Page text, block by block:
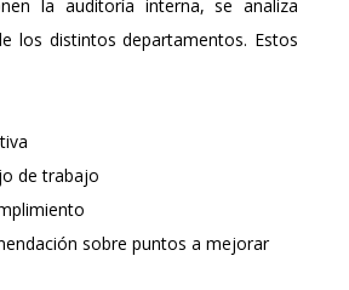
la auditoría interna, se analiza
los distintos departamentos. Estos
de trabajo
sobre puntos a mejorar